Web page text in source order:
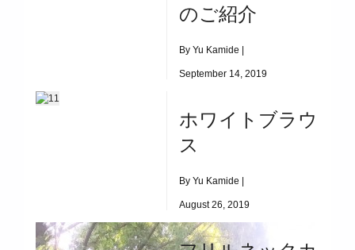
のご紹介
By Yu Kamide |
September 14, 2019
|2308
ホワイトブラウ
ス
By Yu Kamide |
August 26, 2019
|2955